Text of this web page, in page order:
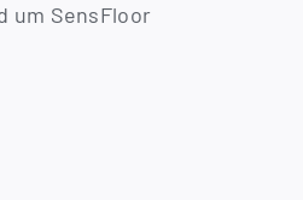
um Sen­s­Flo­or